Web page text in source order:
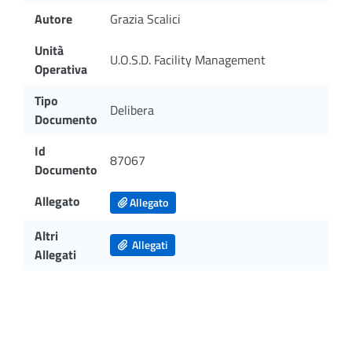
Autore
Grazia Scalici
Unità
Operativa
U.O.S.D. Facility Management
Tipo
Documento
Delibera
Id
Documento
87067
Allegato Allegato
Altri
Allegati
Allegati